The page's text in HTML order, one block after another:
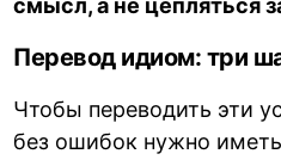
смысл, а не цепляться
Перевод идиом: три
Чтобы переводить эти
без ошибок нужно